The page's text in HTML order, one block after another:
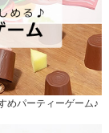
めパーティーゲーム♪